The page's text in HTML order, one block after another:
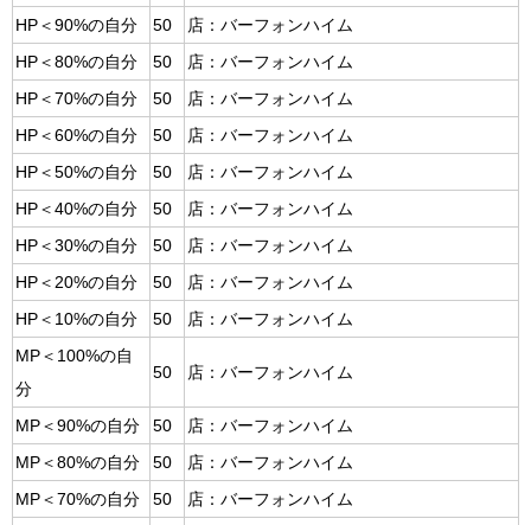
HP＜90%の自分
50
店：バーフォンハイム
HP＜80%の自分
50
店：バーフォンハイム
HP＜70%の自分
50
店：バーフォンハイム
HP＜60%の自分
50
店：バーフォンハイム
HP＜50%の自分
50
店：バーフォンハイム
HP＜40%の自分
50
店：バーフォンハイム
HP＜30%の自分
50
店：バーフォンハイム
HP＜20%の自分
50
店：バーフォンハイム
HP＜10%の自分
50
店：バーフォンハイム
MP＜100%の自
分
50 店：バーフォンハイム
MP＜90%の自分 50
店：バーフォンハイム
MP＜80%の自分
50
店：バーフォンハイム
MP＜70%の自分
50
店：バーフォンハイム